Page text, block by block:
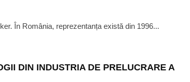
În România, reprezentanța există din 1996...
DIN INDUSTRIA DE PRELUCRARE A